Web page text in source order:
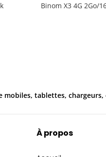
Binom X3 4G 2Go/
mobiles, tablettes,
À propos